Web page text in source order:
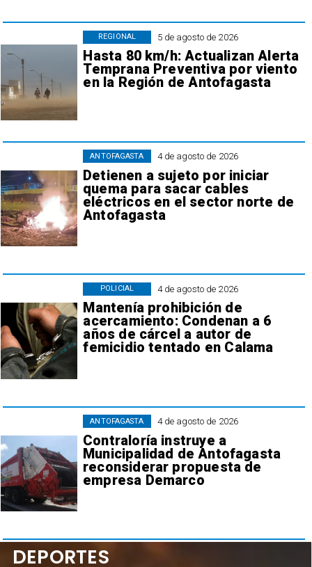
5 de agosto de 2026
Hasta 80 km/h: Actualizan Alerta
Temprana Preventiva por viento
en la Región de Antofagasta
REGIONAL
4 de agosto de 2026
Detienen a sujeto por iniciar
quema para sacar cables
eléctricos en el sector norte de
Antofagasta
ANTOFAGASTA
4 de agosto de 2026
Mantenía prohibición de
acercamiento: Condenan a 6
años de cárcel a autor de
femicidio tentado en Calama
POLICIAL
4 de agosto de 2026
Contraloría instruye a
Municipalidad de Antofagasta
reconsiderar propuesta de
empresa Demarco
ANTOFAGASTA
DEPORTES